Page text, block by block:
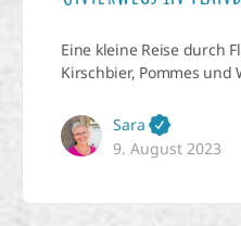
Eine kleine Reise durch
Kirschbier, Pommes und
Sara
9. August 2023
Melde dich